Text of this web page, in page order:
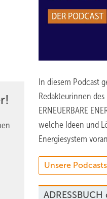
Und
In diesem Podcast
Redakteurinnen des
ERNEUERBARE
welche Ideen und
Energiesystem
Unsere Podcasts